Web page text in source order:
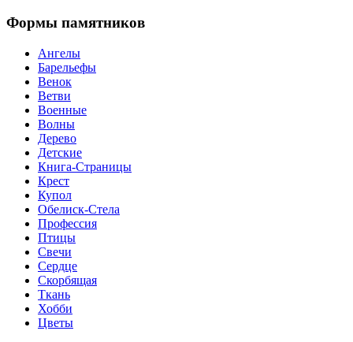
Формы памятников
Ангелы
Барельефы
Венок
Ветви
Военные
Волны
Дерево
Детские
Книга-Страницы
Крест
Купол
Обелиск-Стела
Профессия
Птицы
Свечи
Сердце
Скорбящая
Ткань
Хобби
Цветы